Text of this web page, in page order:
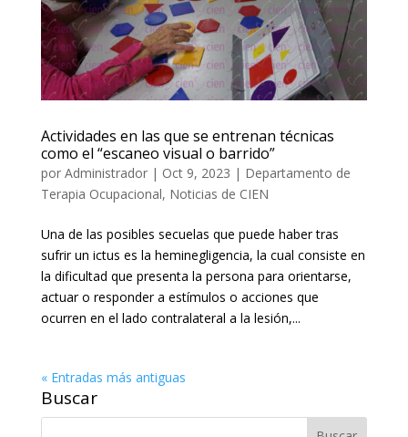
Actividades en las que se entrenan técnicas
como el “escaneo visual o barrido”
por Administrador| Oct 9, 2023 | Departamento de
Terapia Ocupacional, Noticias de CIEN
Una de las posibles secuelas que puede haber tras
sufrir un ictus es la heminegligencia, la cual consiste en
la dificultad que presenta la persona para orientarse,
actuar o responder a estímulos o acciones que
ocurren en el lado contralateral a la lesión,...
« Entradas más antiguas
Buscar